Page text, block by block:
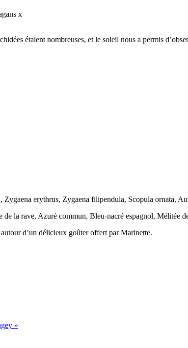
x
étaient nombreuses, et le soleil nous a permis
Zygaena erythrus, Zygaena filipendula, Scopula ornata,
de la rave, Azuré commun, Bleu-nacré espagnol, Mélitée
d’un délicieux goûter offert par Marinette.
»